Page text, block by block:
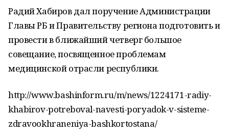
Радий Хабиров дал поручение Администрации
Главы РБ и Правительству региона подготовить и
провести в ближайший четверг большое
совещание, посвященное проблемам
медицинской отрасли республики.
http://www.bashinform.ru/m/news/1224171-radiy-
khabirov-potreboval-navesti-poryadok-v-sisteme-
zdravookhraneniya-bashkortostana/